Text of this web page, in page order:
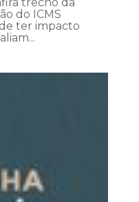
do ICMS
ter impacto